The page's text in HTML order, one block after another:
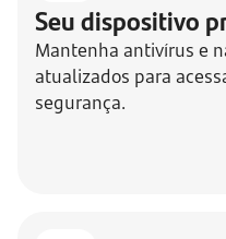
Seu dispositivo
Mantenha antivírus e
atualizados para
segurança.